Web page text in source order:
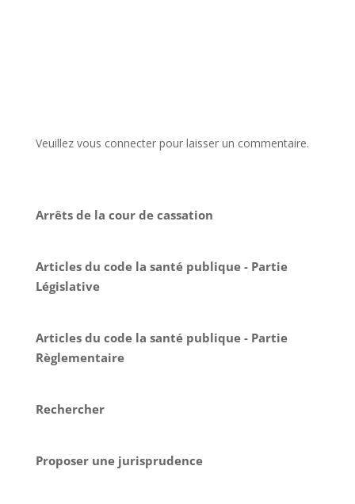
Veuillez vous connecter pour laisser un commentaire.
Arrêts de la cour de cassation
Articles du code la santé publique - Partie
Législative
Articles du code la santé publique - Partie
Règlementaire
Rechercher
Proposer une jurisprudence